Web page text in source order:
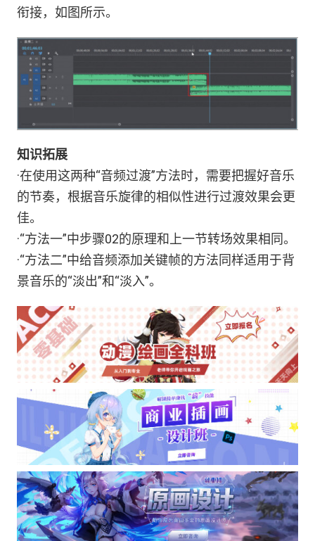
衔接，如图所示。
知识拓展
·在使用这两种“音频过渡”方法时，需要把握好音乐
的节奏，根据音乐旋律的相似性进行过渡效果会更
佳。
·“方法一”中步骤02的原理和上一节转场效果相同。
·“方法二”中给音频添加关键帧的方法同样适用于背
景音乐的“淡出”和“淡入”。